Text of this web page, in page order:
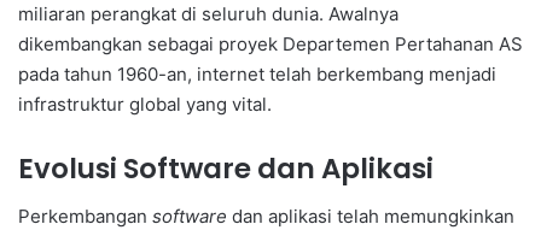
miliaran perangkat di seluruh dunia. Awalnya
dikembangkan sebagai proyek Departemen Pertahanan AS
pada tahun 1960-an, internet telah berkembang menjadi
infrastruktur global yang vital.
Evolusi Software dan Aplikasi
Perkembangan software dan aplikasi telah memungkinkan